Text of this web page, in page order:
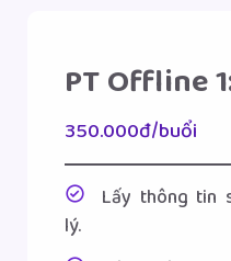
PT Offline
350.000đ/buổi
Lấy thông tin
lý.